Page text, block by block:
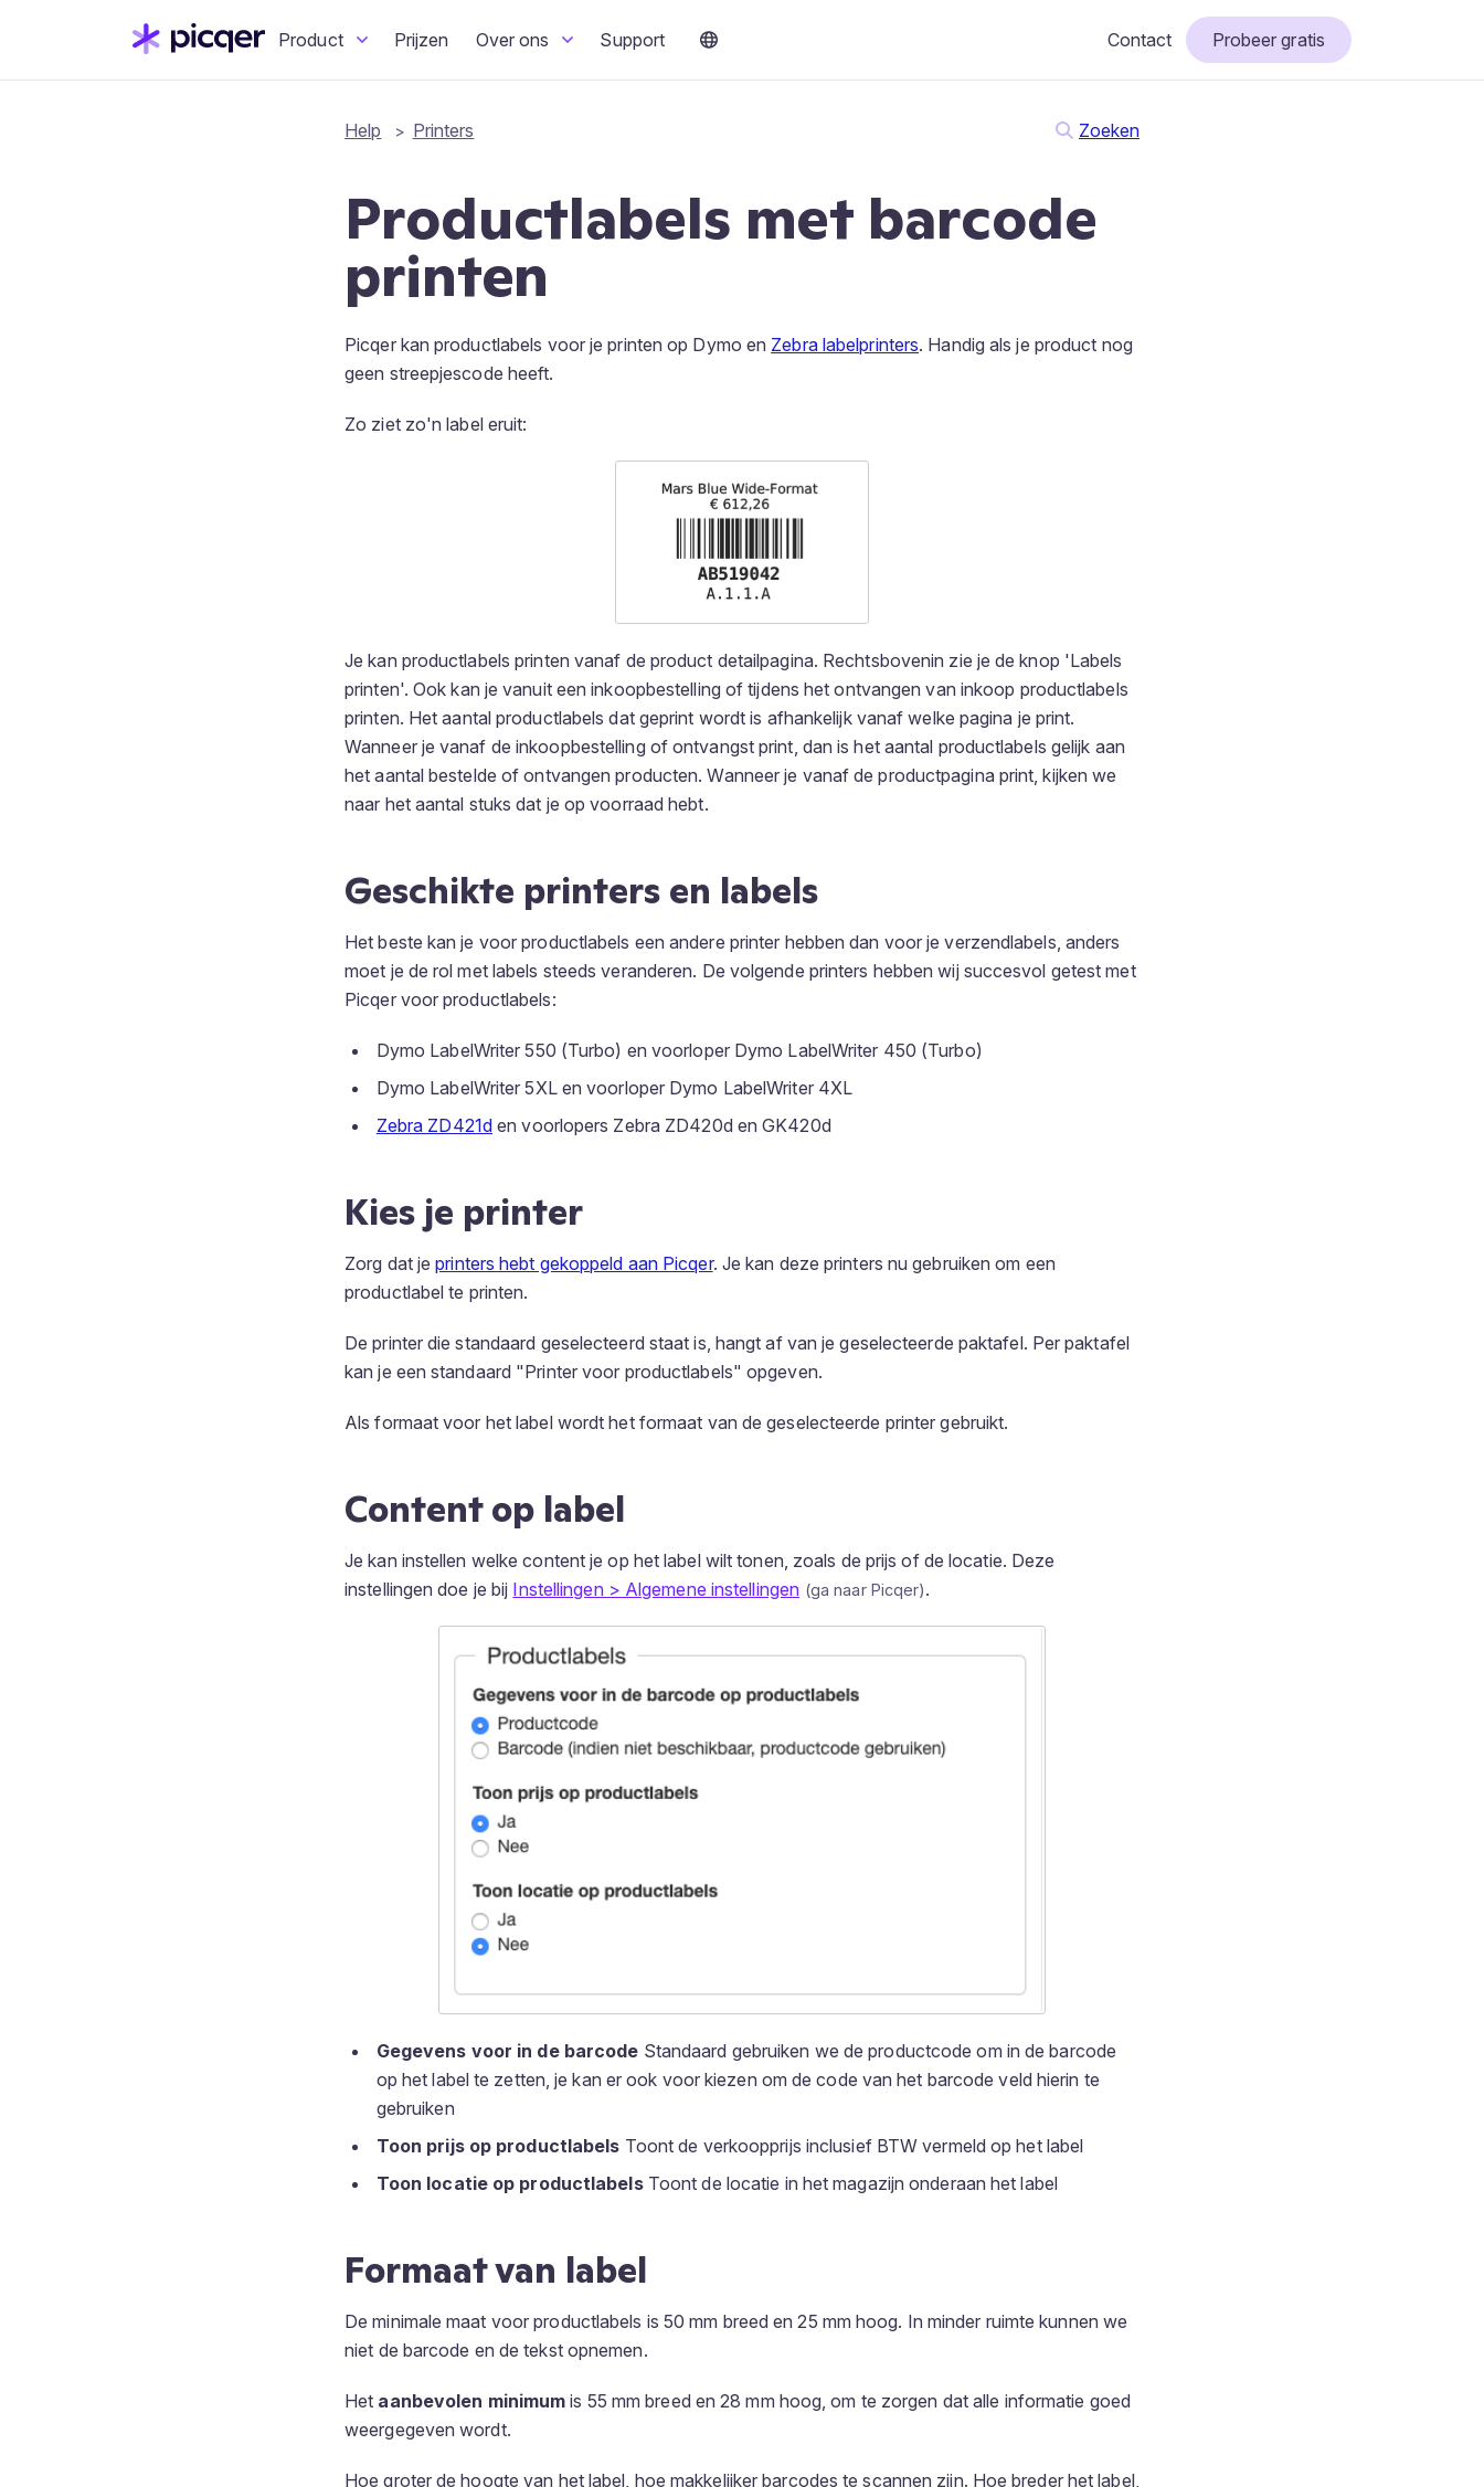
Product Prijzen Over ons Support Contact Probeer gratis
Help Printers Zoeken
Productlabels met barcode
printen
Picqer kan productlabels voor je printen op Dymo en Zebra labelprinters. Handig als je product nog
geen streepjescode heeft.
Zo ziet zo'n label eruit:
Je kan productlabels printen vanaf de product detailpagina. Rechtsbovenin zie je de knop 'Labels
printen'. Ook kan je vanuit een inkoopbestelling of tijdens het ontvangen van inkoop productlabels
printen. Het aantal productlabels dat geprint wordt is afhankelijk vanaf welke pagina je print.
Wanneer je vanaf de inkoopbestelling of ontvangst print, dan is het aantal productlabels gelijk aan
het aantal bestelde of ontvangen producten. Wanneer je vanaf de productpagina print, kijken we
naar het aantal stuks dat je op voorraad hebt.
Geschikte printers en labels
Het beste kan je voor productlabels een andere printer hebben dan voor je verzendlabels, anders
moet je de rol met labels steeds veranderen. De volgende printers hebben wij succesvol getest met
Picqer voor productlabels:
Dymo LabelWriter 550 (Turbo) en voorloper Dymo LabelWriter 450 (Turbo)
Dymo LabelWriter 5XL en voorloper Dymo LabelWriter 4XL
Zebra ZD421d en voorlopers Zebra ZD420d en GK420d
Kies je printer
Zorg dat jeprinters hebt gekoppeld aan Picqer. Je kan deze printers nu gebruiken om een
productlabel te printen.
De printer die standaard geselecteerd staat is, hangt af van je geselecteerde paktafel. Per paktafel
kan je een standaard "Printer voor productlabels" opgeven.
Als formaat voor het label wordt het formaat van de geselecteerde printer gebruikt.
Content op label
Je kan instellen welke content je op het label wilt tonen, zoals de prijs of de locatie. Deze
instellingen doe je bij Instellingen > Algemene instellingen .
Gegevens voor in de barcode Standaard gebruiken we de productcode om in de barcode
op het label te zetten, je kan er ook voor kiezen om de code van het barcode veld hierin te
gebruiken
Toon prijs op productlabels Toont de verkoopprijs inclusief BTW vermeld op het label
Toon locatie op productlabelsToont de locatie in het magazijn onderaan het label
Formaat van label
De minimale maat voor productlabels is 50 mm breed en 25 mm hoog. In minder ruimte kunnen we
niet de barcode en de tekst opnemen.
Het aanbevolen minimum is 55 mm breed en 28 mm hoog, om te zorgen dat alle informatie goed
weergegeven wordt.
Hoe groter de hoogte van het label, hoe makkelijker barcodes te scannen zijn. Hoe breder het label,